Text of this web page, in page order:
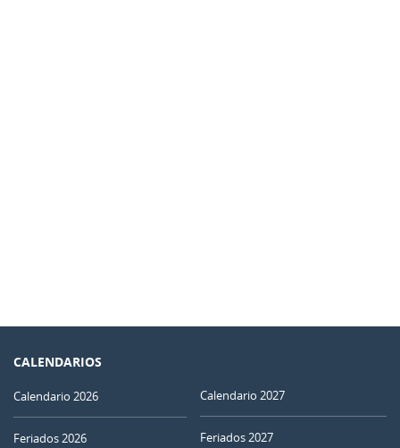
CALENDARIOS
Calendario 2026
Feriados 2026
Calendario 2027
Feriados 2027